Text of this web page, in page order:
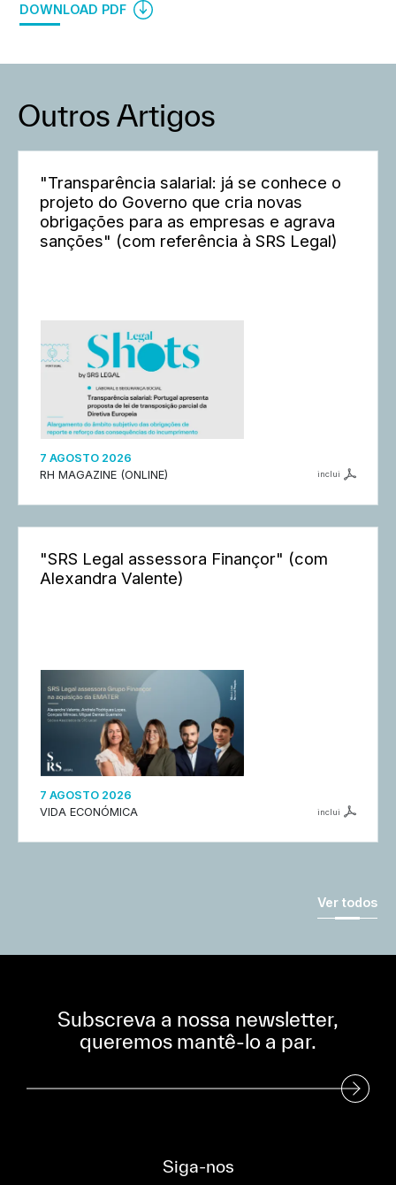
DOWNLOAD PDF
Outros Artigos
"Transparência salarial: já se conhece o
projeto do Governo que cria novas
obrigações para as empresas e agrava
sanções" (com referência à SRS Legal)
7 AGOSTO 2026
RH MAGAZINE (ONLINE)
inclui
"SRS Legal assessora Finançor" (com
Alexandra Valente)
7 AGOSTO 2026
VIDA ECONÓMICA
inclui
Ver todos
Subscreva a nossa newsletter,
queremos mantê-lo a par.
Subscreva a nossa Newsletter
Siga-nos